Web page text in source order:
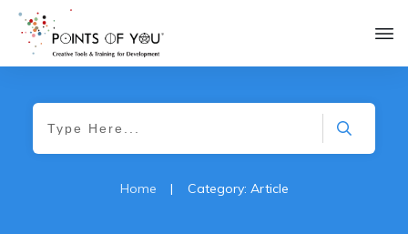
Home | Category: Article